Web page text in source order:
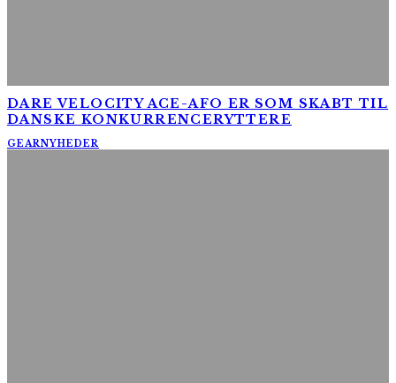
DARE VELOCITY ACE-AFO ER SOM SKABT TIL
DANSKE KONKURRENCERYTTERE
GEARNYHEDER